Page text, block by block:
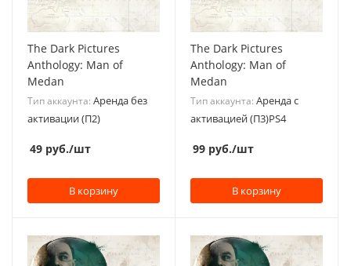
The Dark Pictures
Anthology: Man of
Medan
Тип аккаунта: Аренда без
активации (П2)
49 руб./шт
В корзину
The Dark Pictures
Anthology: Man of
Medan
Тип аккаунта: Аренда с
активацией (П3)PS4
99 руб./шт
В корзину